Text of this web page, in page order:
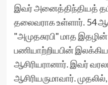
இவர் அனைத்திந்தியத்
தலைவராக உள்ளார். 54
"அமுதசுரபி" மாத
பணியாற்றியபின்
ஆசிரியரானார். இவர்
ஆசிரியருமாவார்.